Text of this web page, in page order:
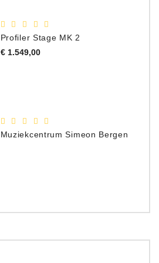
Profiler Stage MK 2
€ 1.549,00Prijs
Muziekcentrum Simeon Bergen